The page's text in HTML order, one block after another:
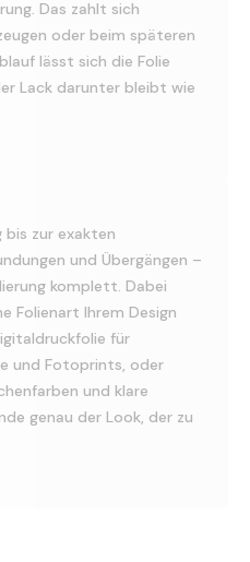
Das zahlt sich
oder beim späteren
lässt sich die Folie
Lack darunter bleibt wie
bis zur exakten
und Übergängen –
komplett. Dabei
Folienart Ihrem Design
für
und Fotoprints, oder
und klare
genau der Look, der zu